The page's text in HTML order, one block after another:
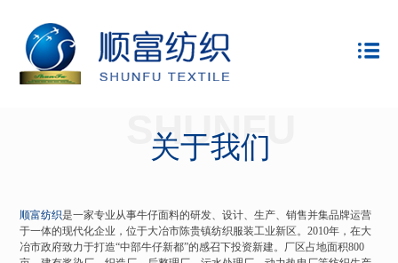
SHUNFU
关于我们
顺富纺织是一家专业从事牛仔面料的研发、设计、生产、销售并集品牌运营
于一体的现代化企业，位于大冶市陈贵镇纺织服装工业新区。2010年，在大
冶市政府致力于打造“中部牛仔新都”的感召下投资新建。厂区占地面积800